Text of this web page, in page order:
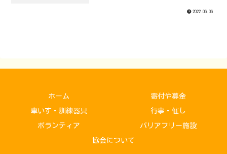
2022.06.06
ホーム 寄付や募金
車いす・訓練器具 行事・催し
ボランティア バリアフリー施設
協会について